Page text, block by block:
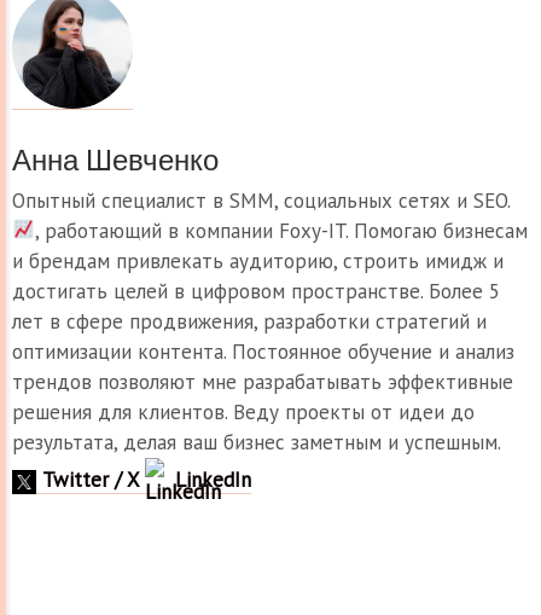
Анна Шевченко
Опытный специалист в SMM, социальных сетях и SEO.
, работающий в компании Foxy-IT. Помогаю бизнесам
и брендам привлекать аудиторию, строить имидж и
достигать целей в цифровом пространстве. Более 5
лет в сфере продвижения, разработки стратегий и
оптимизации контента. Постоянное обучение и анализ
трендов позволяют мне разрабатывать эффективные
решения для клиентов. Веду проекты от идеи до
результата, делая ваш бизнес заметным и успешным.
Twitter / X
LinkedIn